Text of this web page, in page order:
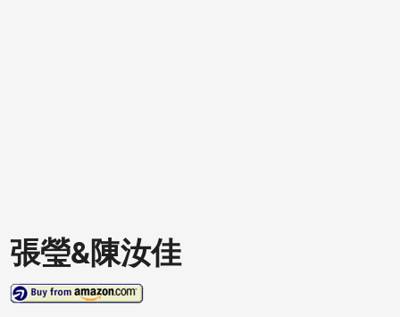
張瑩&陳汝佳